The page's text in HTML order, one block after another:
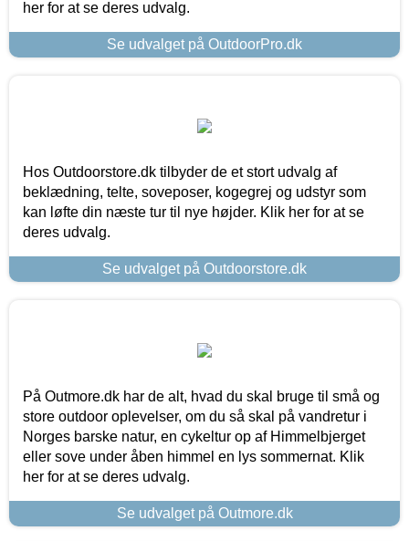
her for at se deres udvalg.
Se udvalget på OutdoorPro.dk
Hos Outdoorstore.dk tilbyder de et stort udvalg af
beklædning, telte, soveposer, kogegrej og udstyr som
kan løfte din næste tur til nye højder. Klik her for at se
deres udvalg.
Se udvalget på Outdoorstore.dk
På Outmore.dk har de alt, hvad du skal bruge til små og
store outdoor oplevelser, om du så skal på vandretur i
Norges barske natur, en cykeltur op af Himmelbjerget
eller sove under åben himmel en lys sommernat. Klik
her for at se deres udvalg.
Se udvalget på Outmore.dk